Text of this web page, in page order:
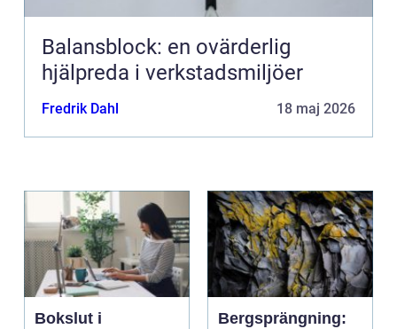
Balansblock: en ovärderlig
hjälpreda i verkstadsmiljöer
Fredrik Dahl 18 maj 2026
Bokslut i
Bergsprängning: